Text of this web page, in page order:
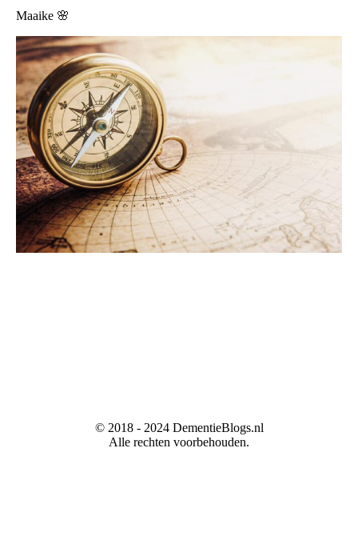
Maaike 🌸
© 2018 - 2024 DementieBlogs.nl
Alle rechten voorbehouden.